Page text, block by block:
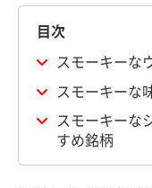
目次
スモーキーな
スモーキーな
スモーキーな
すめ銘柄